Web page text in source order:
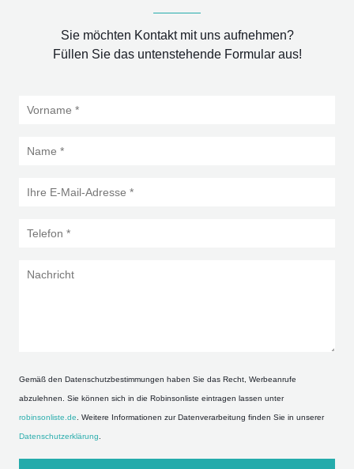
Sie möchten Kontakt mit uns aufnehmen?
Füllen Sie das untenstehende Formular aus!
Gemäß den Datenschutzbestimmungen haben Sie das Recht, Werbeanrufe
abzulehnen. Sie können sich in die Robinsonliste eintragen lassen unter
robinsonliste.de . Weitere Informationen zur Datenverarbeitung finden Sie in unserer
Datenschutzerklärung